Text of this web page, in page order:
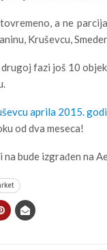
a ne
Kruševcu,
fazi još 10
aprila 2015.
od dva meseca!
bude izgrađen na